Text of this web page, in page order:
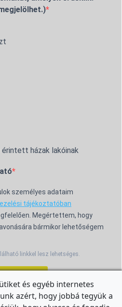
házak lakóinak
személyes adataim
tájékoztatóban
Megértettem, hogy
bármikor lehetőségem
linkkel lesz lehetséges.
clickHERE.
és egyéb internetes
azért, hogy jobbá tegyük a